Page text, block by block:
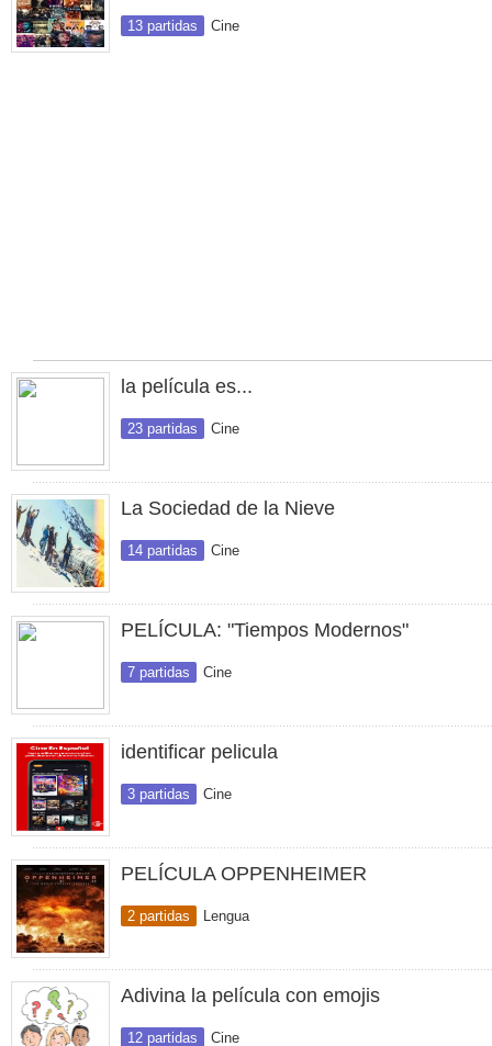
13 partidas Cine
la película es...
23 partidas Cine
La Sociedad de la Nieve
14 partidas Cine
PELÍCULA: "Tiempos Modernos"
7 partidas Cine
identificar pelicula
3 partidas Cine
PELÍCULA OPPENHEIMER
2 partidas Lengua
Adivina la película con emojis
12 partidas Cine